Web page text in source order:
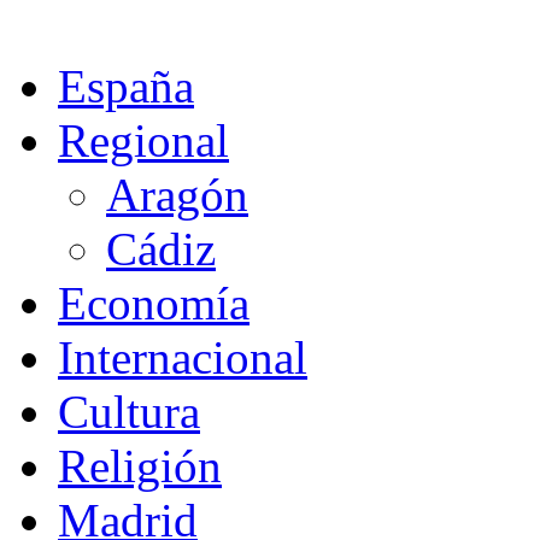
España
Regional
Aragón
Cádiz
Economía
Internacional
Cultura
Religión
Madrid